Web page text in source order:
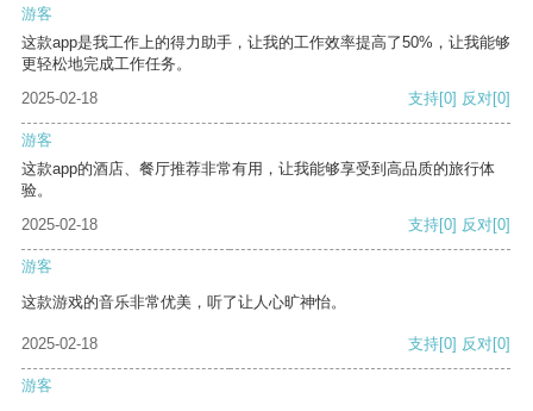
游客
这款app是我工作上的得力助手，让我的工作效率提高了50%，让我能够
更轻松地完成工作任务。
2025-02-18
支持[0] 反对[0]
游客
这款app的酒店、餐厅推荐非常有用，让我能够享受到高品质的旅行体
验。
2025-02-18
支持[0] 反对[0]
游客
这款游戏的音乐非常优美，听了让人心旷神怡。
2025-02-18 支持[0] 反对[0]
游客